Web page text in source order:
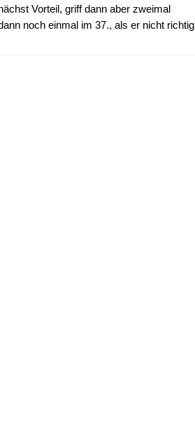
Vorteil, griff dann aber zweimal
noch einmal im 37., als er nicht richtig